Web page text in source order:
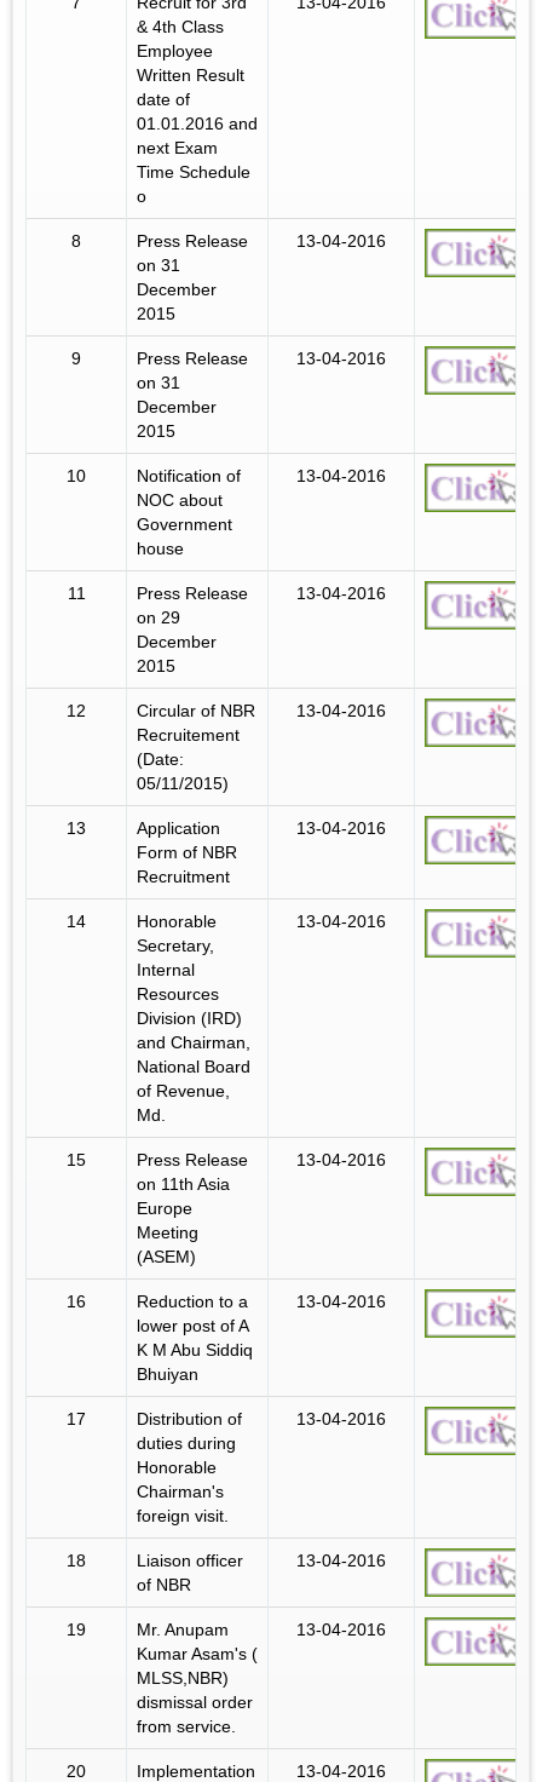
& 4th Class
Employee
Written Result
date of
01.01.2016 and
next Exam
Time Schedule
o
8
Press Release
on 31
December
2015
13-04-2016
9
Press Release
on 31
December
2015
13-04-2016
10
Notification of
NOC about
Government
house
13-04-2016
11
Press Release
on 29
December
2015
13-04-2016
12
Circular of NBR
Recruitement
(Date:
05/11/2015)
13-04-2016
13
Application
Form of NBR
Recruitment
13-04-2016
14
Honorable
Secretary,
Internal
Resources
Division (IRD)
and Chairman,
National Board
of Revenue,
Md.
13-04-2016
15
Press Release
on 11th Asia
Europe
Meeting
(ASEM)
13-04-2016
16
Reduction to a
lower post of A
K M Abu Siddiq
Bhuiyan
13-04-2016
17
Distribution of
duties during
Honorable
Chairman's
foreign visit.
13-04-2016
18
Liaison officer
of NBR
13-04-2016
19
Mr. Anupam
Kumar Asam's (
MLSS,NBR)
dismissal order
from service.
13-04-2016
20
Implementation
13-04-2016